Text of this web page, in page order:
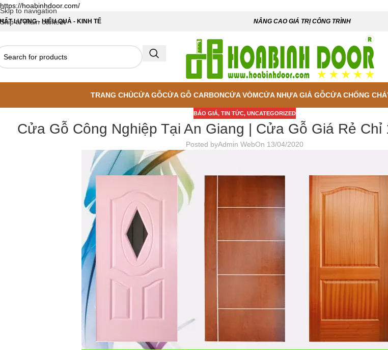
https://hoabinhdoor.com/
Skip to navigation
Skip to main content
LƯỢNG - HIỆU QUẢ - KINH TẾ NÂNG CAO GIÁ TRỊ CÔNG TRÌNH
TRANG CHỦCỬA GỖCỬA GỖ CARBONCỬA VÒMCỬA NHỰA GIẢ GỖCỬA CHỐNG
BÁO GIÁ, TIN TỨC, UNCATEGORIZED
Cửa Gỗ Công Nghiệp Tại An Giang | Cửa Gỗ Giá Rẻ Chỉ
Posted byAdmin WebOn 13/04/2020